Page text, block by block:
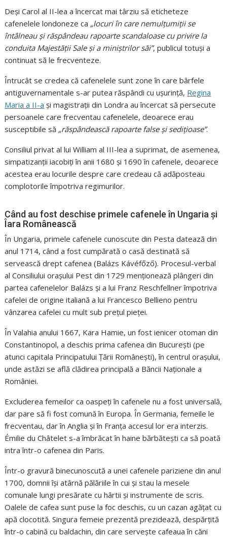
Deși Carol al II-lea a încercat mai târziu să eticheteze
cafenelele londoneze ca „locuri în care nemulțumiții se
întâlneau și răspândeau rapoarte scandaloase cu privire la
conduita Majestății Sale și a miniștrilor săi”, publicul totuși a
continuat să le frecventeze.
Întrucât se credea că cafenelele sunt zone în care bârfele
antiguvernamentale s-ar putea răspândi cu ușurință, Regina
Maria a II-a și magistrații din Londra au încercat să persecute
persoanele care frecventau cafenelele, deoarece erau
susceptibile să „răspândească rapoarte false și sedițioase”.
Consiliul privat al lui William al III-lea a suprimat, de asemenea,
simpatizanții iacobiți în anii 1680 și 1690 în cafenele, deoarece
acestea erau locurile despre care credeau că adăposteau
complotorile împotriva regimurilor.
Când au fost deschise primele cafenele în Ungaria și
Îara Românească
În Ungaria, primele cafenele cunoscute din Pesta datează din
anul 1714, când a fost cumpărată o casă destinată să
servească drept cafenea (Balázs Kávéfőző). Procesul-verbal
al Consiliului orașului Pest din 1729 menționează plângeri din
partea cafenelelor Balázs și a lui Franz Reschfellner împotriva
cafelei de origine italiană a lui Francesco Bellieno pentru
vânzarea cafelei cu mult sub prețul pieței.
În Valahia anului 1667, Kara Hamie, un fost ienicer otoman din
Constantinopol, a deschis prima cafenea din București (pe
atunci capitala Principatului Țării Românești), în centrul orașului,
unde astăzi se află clădirea principală a Băncii Naționale a
României.
Excluderea femeilor ca oaspeți în cafenele nu a fost universală,
dar pare să fi fost comună în Europa. În Germania, femeile le
frecventau, dar în Anglia și în Franța accesul lor era interzis.
Émilie du Châtelet s-a îmbrăcat în haine bărbătești ca să poată
intra într-o cafenea din Paris.
Într-o gravură binecunoscută a unei cafenele pariziene din anul
1700, domnii își atârnă pălăriile în cui și stau la mesele
comunale lungi presărate cu hârtii și instrumente de scris.
Oalele de cafea sunt puse la foc deschis, cu un cazan agățat cu
apă clocotită. Singura femeie prezentă prezidează, despărțită
într-o cabină cu baldachin, din care servește cafeaua în căni